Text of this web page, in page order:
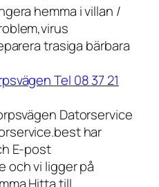
hemma i villan /
trasiga bärbara
Tel 08 37 21
Datorservice
har
E-post
och vi ligger på